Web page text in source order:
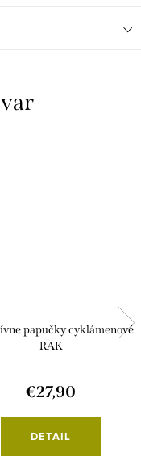
papučky cyklámenové
RAK
€27,90
DETAIL